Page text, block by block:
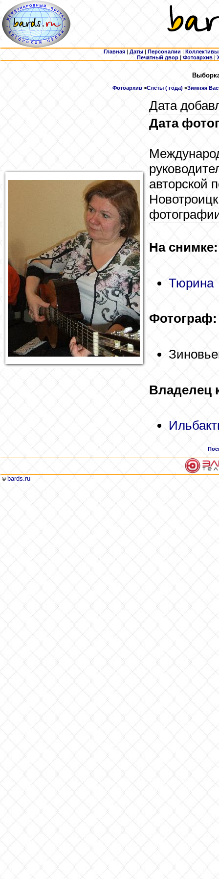
Главная | Даты | Персоналии | Коллективы
Печатный двор |Фотоархив |
Фотоархив>Слеты ( года) >Зимняя
Дата
Дата
авторской
На снимке:
Тюрина
Фотограф:
Владелец
© bards.ru